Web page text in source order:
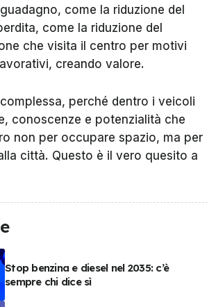
come la riduzione del
come la riduzione del
che visita il centro per motivi
creando valore.
perché dentro i veicoli
conoscenze e potenzialità che
non per occupare spazio, ma per
città. Questo è il vero quesito a
Stop benzina e diesel nel 2035: c’è
sempre chi dice sì